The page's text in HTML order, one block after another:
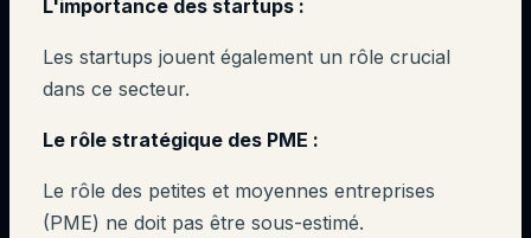
L'importance des startups :
Les startups jouent également un rôle crucial
dans ce secteur.
Le rôle stratégique des PME :
Le rôle des petites et moyennes entreprises
(PME) ne doit pas être sous-estimé.